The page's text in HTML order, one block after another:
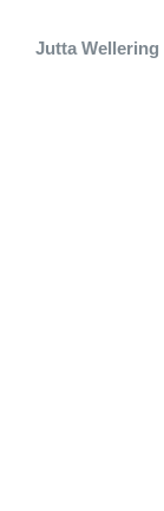
Jutta Wellering